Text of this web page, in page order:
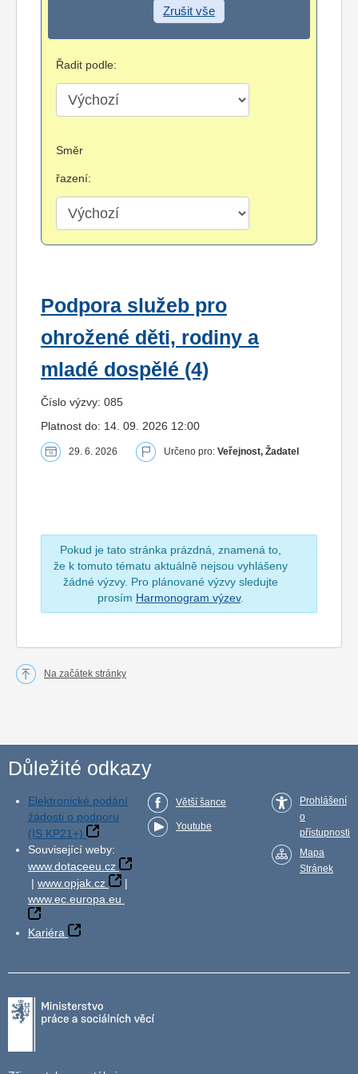
Zrušit vše
Řadit podle:
Směr
řazení:
Podpora služeb pro
ohrožené děti, rodiny a
mladé dospělé (4)
Číslo výzvy: 085
Platnost do: 14. 09. 2026 12:00
29. 6. 2026 Určeno pro: Veřejnost, Žadatel
Pokud je tato stránka prázdná, znamená to,
že k tomuto tématu aktuálně nejsou vyhlášeny
žádné výzvy. Pro plánované výzvy sledujte
prosím Harmonogram výzev.
Na začátek stránky
Důležité odkazy
Elektronické podání
žádosti o podporu
(IS KP21+)
Související weby:
www.dotaceeu.cz
| www.opjak.cz
|
www.ec.europa.eu
Kariéra
Větší šance
Youtube
Prohlášení
o
přístupnosti
Mapa
Stránek